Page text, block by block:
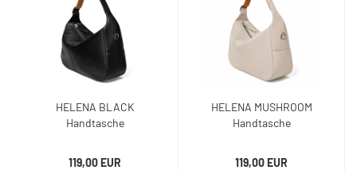
HELENA BLACK
Handtasche
119,00 EUR
HELENA MUSHROOM
Handtasche
119,00 EUR